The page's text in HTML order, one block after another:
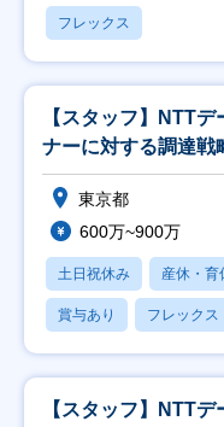
フレックス
【スタッフ】NTT
ナーに対する調達戦
東京都
600万~900万
土日祝休み 産休・育
賞与あり フレックス
【スタッフ】NTT